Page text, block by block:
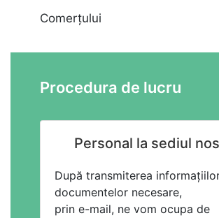
Comerțului
Procedura de lucru
Personal la sediul
După transmiterea
documentelor necesare,
prin e-mail, ne vom ocupa de